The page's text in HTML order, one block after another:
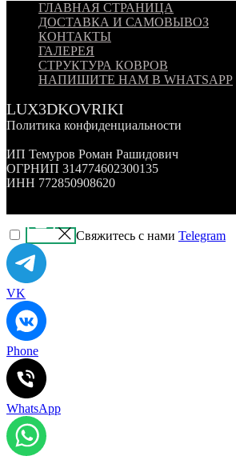
ГЛАВНАЯ СТРАНИЦА
ДОСТАВКА И САМОВЫВОЗ
КОНТАКТЫ
ГАЛЕРЕЯ
СТРУКТУРА КОВРОВ
НАПИШИТЕ НАМ В WHATSAPP
LUX3DKOVRIKI
Политика конфиденциальности
ИП Темуров Роман Рашидович
ОГРНИП 314774602300135
ИНН 772850908620
Свяжитесь с нами Telegram
VK
Phone
WhatsApp